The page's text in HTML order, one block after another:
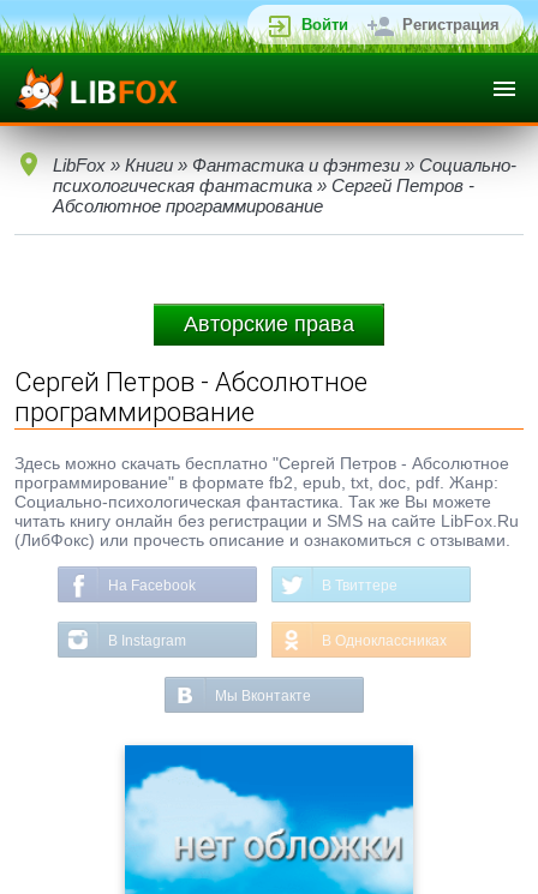
Войти Регистрация
LibFox » Книги » Фантастика и фэнтези » Социально-
психологическая фантастика » Сергей Петров -
Абсолютное программирование
Авторские права
Сергей Петров - Абсолютное
программирование
Здесь можно скачать бесплатно "Сергей Петров - Абсолютное
программирование" в формате fb2, epub, txt, doc, pdf. Жанр:
Социально-психологическая фантастика. Так же Вы можете
читать книгу онлайн без регистрации и SMS на сайте LibFox.Ru
(ЛибФокс) или прочесть описание и ознакомиться с отзывами.
На Facebook В Твиттере
В Instagram В Одноклассниках
Мы Вконтакте